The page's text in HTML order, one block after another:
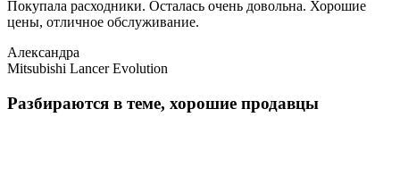
Покупала расходники. Осталась очень довольна. Хорошие
цены, отличное обслуживание.
Александра
Mitsubishi Lancer Evolution
Разбираются в теме, хорошие продавцы